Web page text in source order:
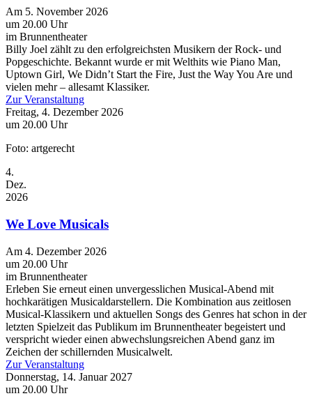
Am 5. November 2026
um 20.00 Uhr
im Brunnentheater
Billy Joel zählt zu den erfolgreichsten Musikern der Rock- und
Popgeschichte. Bekannt wurde er mit Welthits wie Piano Man,
Uptown Girl, We Didn’t Start the Fire, Just the Way You Are und
vielen mehr – allesamt Klassiker.
Zur Veranstaltung
Freitag, 4. Dezember 2026
um 20.00 Uhr
Foto: artgerecht
4.
Dez.
2026
We Love Musicals
Am 4. Dezember 2026
um 20.00 Uhr
im Brunnentheater
Erleben Sie erneut einen unvergesslichen Musical-Abend mit
hochkarätigen Musicaldarstellern. Die Kombination aus zeitlosen
Musical-Klassikern und aktuellen Songs des Genres hat schon in der
letzten Spielzeit das Publikum im Brunnentheater begeistert und
verspricht wieder einen abwechslungsreichen Abend ganz im
Zeichen der schillernden Musicalwelt.
Zur Veranstaltung
Donnerstag, 14. Januar 2027
um 20.00 Uhr